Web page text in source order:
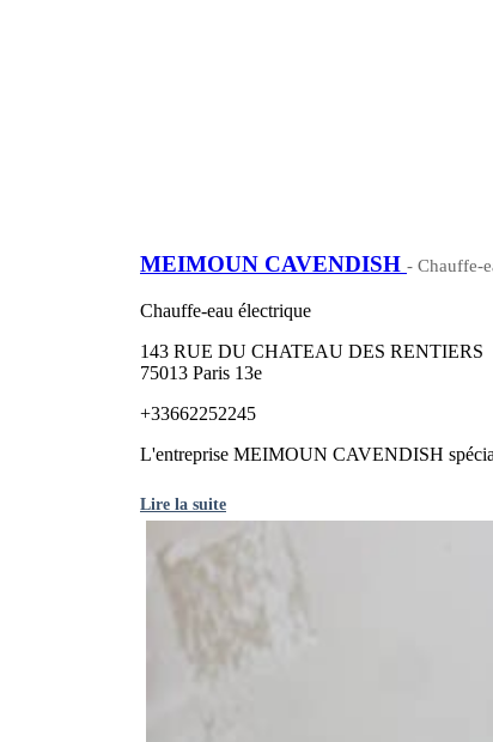
MEIMOUN CAVENDISH - Chauffe-
Chauffe-eau électrique
143 RUE DU CHATEAU DES RENTIERS
75013 Paris 13e
+33662252245
L'entreprise MEIMOUN CAVENDISH
Lire la suite